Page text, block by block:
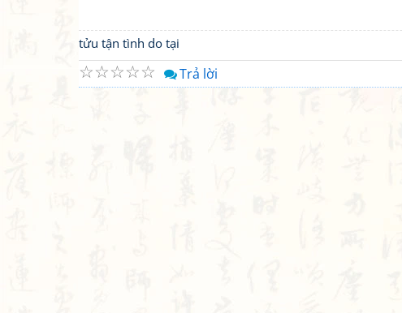
tửu tận tình do tại
☆
☆
☆
☆
☆ Trả lời